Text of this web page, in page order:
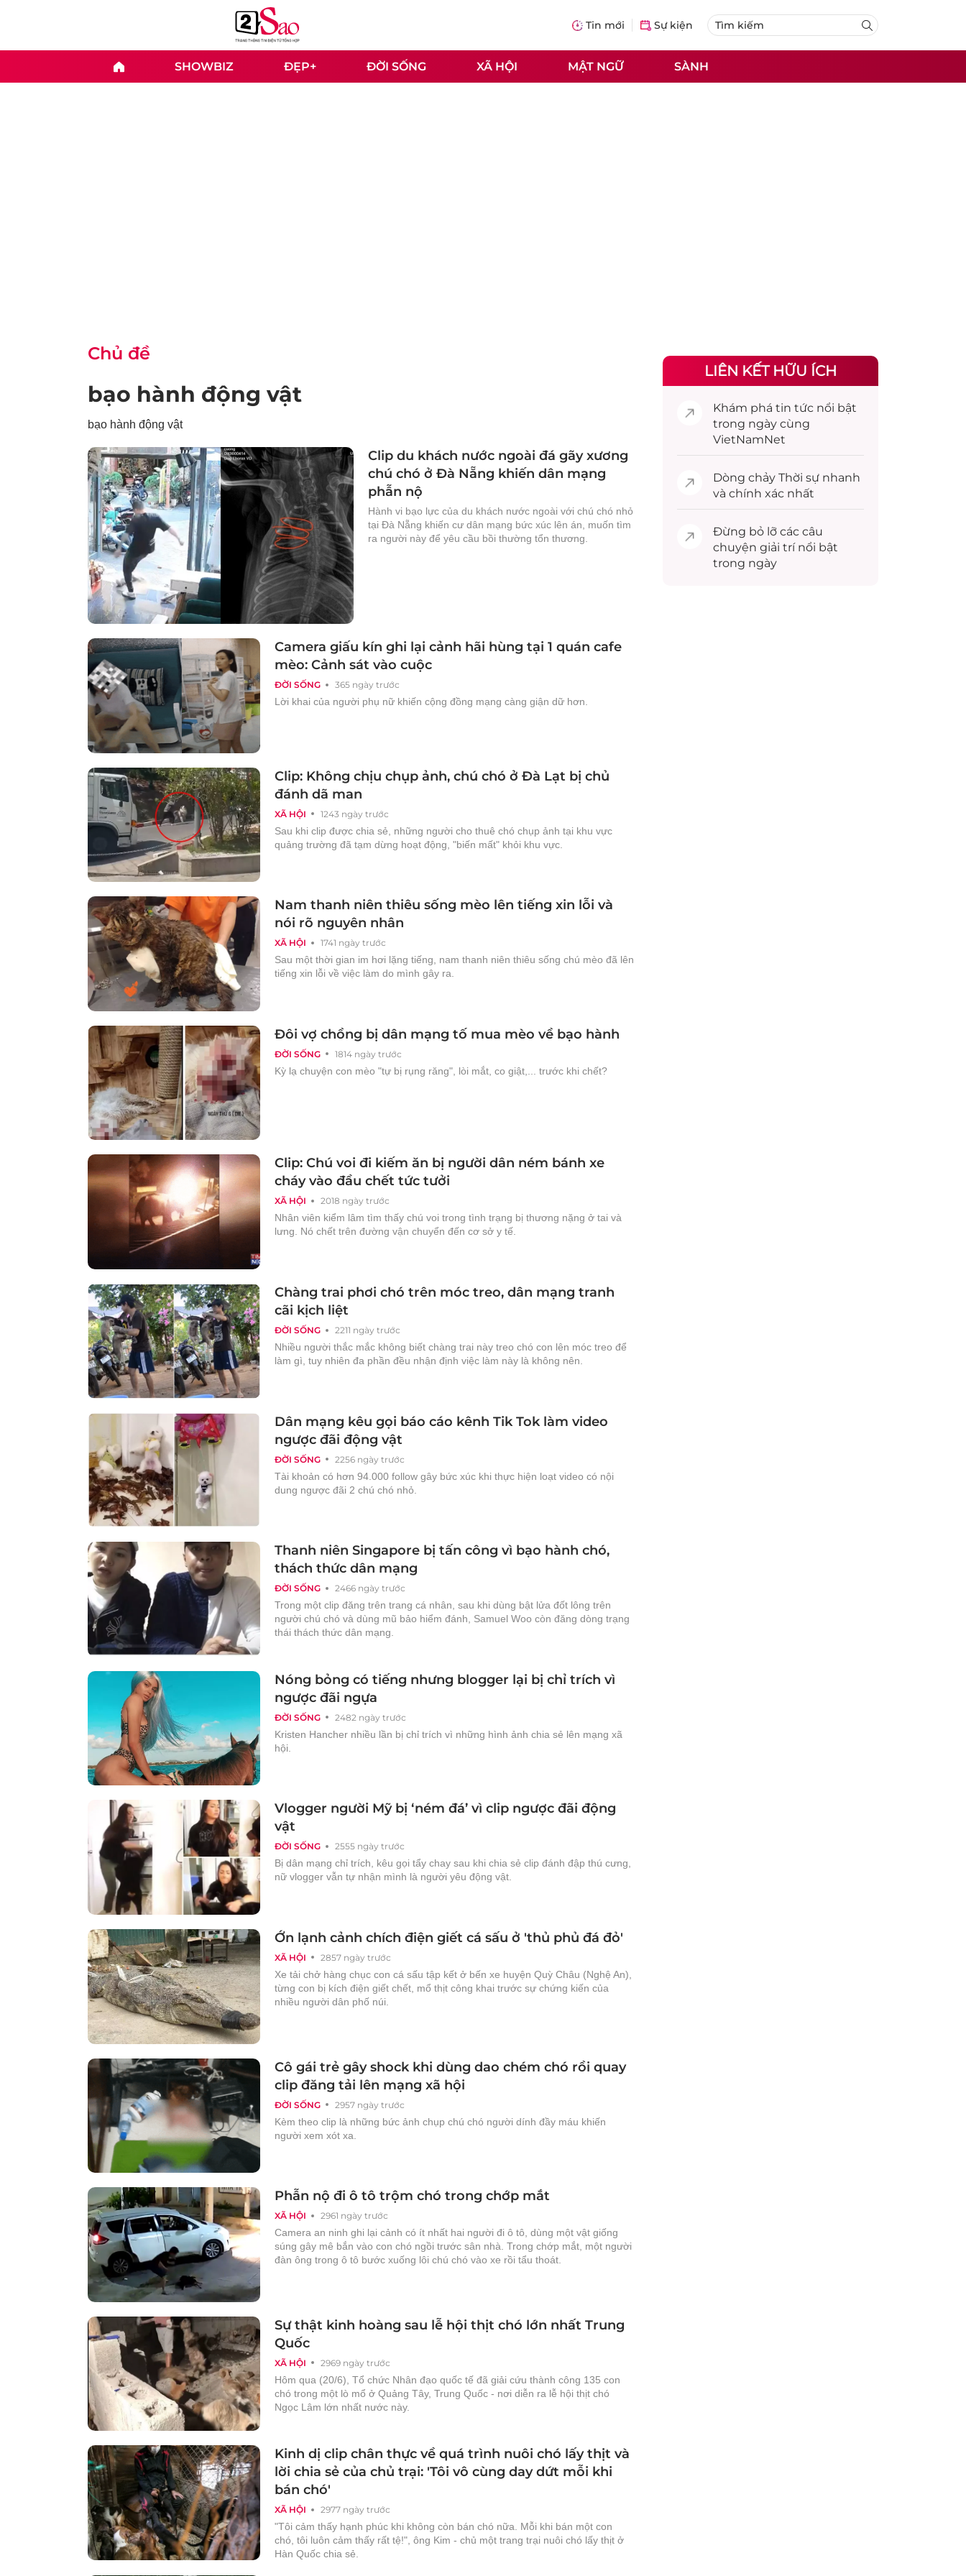
Tin mới Sự kiện
SHOWBIZ ĐẸP+ ĐỜI SỐNG XÃ HỘI MẬT NGỮ SÀNH
Chủ đề
bạo hành động vật
bạo hành động vật
Clip du khách nước ngoài đá gãy xương
chú chó ở Đà Nẵng khiến dân mạng
phẫn nộ
Hành vi bạo lực của du khách nước ngoài với chú chó nhỏ
tại Đà Nẵng khiến cư dân mạng bức xúc lên án, muốn tìm
ra người này để yêu cầu bồi thường tổn thương.
ĐỜI SỐNG 365 ngày trước
Camera giấu kín ghi lại cảnh hãi hùng tại 1 quán cafe
mèo: Cảnh sát vào cuộc
Lời khai của người phụ nữ khiến cộng đồng mạng càng giận dữ hơn.
XÃ HỘI 1243 ngày trước
Clip: Không chịu chụp ảnh, chú chó ở Đà Lạt bị chủ
đánh dã man
Sau khi clip được chia sẻ, những người cho thuê chó chụp ảnh tại khu vực
quảng trường đã tạm dừng hoạt động, "biến mất" khỏi khu vực.
XÃ HỘI 1741 ngày trước
Nam thanh niên thiêu sống mèo lên tiếng xin lỗi và
nói rõ nguyên nhân
Sau một thời gian im hơi lặng tiếng, nam thanh niên thiêu sống chú mèo đã lên
tiếng xin lỗi về việc làm do mình gây ra.
ĐỜI SỐNG 1814 ngày trước
Đôi vợ chồng bị dân mạng tố mua mèo về bạo hành
Kỳ lạ chuyện con mèo "tự bị rụng răng", lòi mắt, co giật,... trước khi chết?
XÃ HỘI 2018 ngày trước
Clip: Chú voi đi kiếm ăn bị người dân ném bánh xe
cháy vào đầu chết tức tưởi
Nhân viên kiểm lâm tìm thấy chú voi trong tình trạng bị thương nặng ở tai và
lưng. Nó chết trên đường vận chuyển đến cơ sở y tế.
ĐỜI SỐNG 2211 ngày trước
Chàng trai phơi chó trên móc treo, dân mạng tranh
cãi kịch liệt
Nhiều người thắc mắc không biết chàng trai này treo chó con lên móc treo để
làm gì, tuy nhiên đa phần đều nhận định việc làm này là không nên.
ĐỜI SỐNG 2256 ngày trước
Dân mạng kêu gọi báo cáo kênh Tik Tok làm video
ngược đãi động vật
Tài khoản có hơn 94.000 follow gây bức xúc khi thực hiện loạt video có nội
dung ngược đãi 2 chú chó nhỏ.
ĐỜI SỐNG 2466 ngày trước
Thanh niên Singapore bị tấn công vì bạo hành chó,
thách thức dân mạng
Trong một clip đăng trên trang cá nhân, sau khi dùng bật lửa đốt lông trên
người chú chó và dùng mũ bảo hiểm đánh, Samuel Woo còn đăng dòng trạng
thái thách thức dân mạng.
ĐỜI SỐNG 2482 ngày trước
Nóng bỏng có tiếng nhưng blogger lại bị chỉ trích vì
ngược đãi ngựa
Kristen Hancher nhiều lần bị chỉ trích vì những hình ảnh chia sẻ lên mạng xã
hội.
ĐỜI SỐNG 2555 ngày trước
Vlogger người Mỹ bị ‘ném đá’ vì clip ngược đãi động
vật
Bị dân mạng chỉ trích, kêu gọi tẩy chay sau khi chia sẻ clip đánh đập thú cưng,
nữ vlogger vẫn tự nhận mình là người yêu động vật.
XÃ HỘI 2857 ngày trước
Ớn lạnh cảnh chích điện giết cá sấu ở 'thủ phủ đá đỏ'
Xe tải chở hàng chục con cá sấu tập kết ở bến xe huyện Quỳ Châu (Nghệ An),
từng con bị kích điện giết chết, mổ thịt công khai trước sự chứng kiến của
nhiều người dân phố núi.
ĐỜI SỐNG 2957 ngày trước
Cô gái trẻ gây shock khi dùng dao chém chó rồi quay
clip đăng tải lên mạng xã hội
Kèm theo clip là những bức ảnh chụp chú chó người dính đầy máu khiến
người xem xót xa.
XÃ HỘI 2961 ngày trước
Phẫn nộ đi ô tô trộm chó trong chớp mắt
Camera an ninh ghi lại cảnh có ít nhất hai người đi ô tô, dùng một vật giống
súng gây mê bắn vào con chó ngồi trước sân nhà. Trong chớp mắt, một người
đàn ông trong ô tô bước xuống lôi chú chó vào xe rồi tẩu thoát.
XÃ HỘI 2969 ngày trước
Sự thật kinh hoàng sau lễ hội thịt chó lớn nhất Trung
Quốc
Hôm qua (20/6), Tổ chức Nhân đạo quốc tế đã giải cứu thành công 135 con
chó trong một lò mổ ở Quảng Tây, Trung Quốc - nơi diễn ra lễ hội thịt chó
Ngọc Lâm lớn nhất nước này.
XÃ HỘI 2977 ngày trước
Kinh dị clip chân thực về quá trình nuôi chó lấy thịt và
lời chia sẻ của chủ trại: 'Tôi vô cùng day dứt mỗi khi
bán chó'
"Tôi cảm thấy hạnh phúc khi không còn bán chó nữa. Mỗi khi bán một con
chó, tôi luôn cảm thấy rất tệ!", ông Kim - chủ một trang trại nuôi chó lấy thịt ở
Hàn Quốc chia sẻ.
LIÊN KẾT HỮU ÍCH
Khám phá tin tức nổi bật
trong ngày cùng
VietNamNet
Dòng chảy Thời sự nhanh
và chính xác nhất
Đừng bỏ lỡ các câu
chuyện giải trínổi bật
trong ngày